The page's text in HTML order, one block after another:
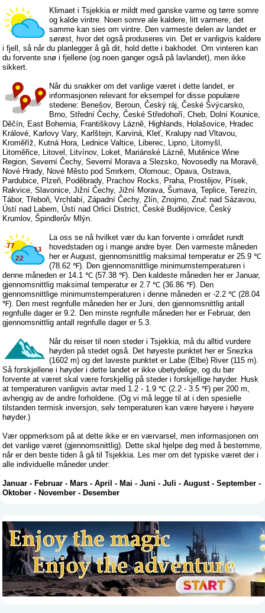
Klimaet i Tsjekkia er mildt med ganske varme og tørre somre
og kalde vintre. Noen somre ale kaldere, litt varmere, det
samme kan sies om vintre. Den varmeste delen av landet er
sørøst, hvor det også produseres vin. Det er vanligvis kaldere
i fjell, så når du planlegger å gå dit, hold dette i bakhodet. Om vinteren kan
du forvente snø i fjellene (og noen ganger også på lavlandet), men ikke
sikkert.
Når du snakker om det vanlige været i dette landet, er
informasjonen relevant for eksempel for disse populære
stedene: Benešov, Beroun, Český ráj, České Švýcarsko,
Brno, Střední Čechy, České Středohoří, Cheb, Dolní Kounice,
Děčín, East Bohemia, Františkovy Lázně, Highlands, Holašovice, Hradec
Králové, Karlovy Vary, Karlštejn, Karviná, Kleť, Kralupy nad Vltavou,
Kroměříž, Kutná Hora, Lednice Valtice, Liberec, Lipno, Litomyšl,
Litoměřice, Litovel, Litvínov, Loket, Mariánské Lázně, Mutěnice Wine
Region, Severní Čechy, Severní Morava a Slezsko, Novosedly na Moravě,
Nové Hrady, Nové Město pod Smrkem, Olomouc, Opava, Ostrava,
Pardubice, Plzeň, Poděbrady, Prachov Rocks, Praha, Prostějov, Písek,
Rakvice, Slavonice, Jižní Čechy, Jižní Morava, Šumava, Teplice, Terezín,
Tábor, Třeboň, Vrchlabí, Západní Čechy, Zlín, Znojmo, Zruč nad Sázavou,
Ústí nad Labem, Ústí nad Orlicí District, České Budějovice, Český
Krumlov, Špindlerův Mlýn.
La oss se nå hvilket vær du kan forvente i området rundt
hovedstaden og i mange andre byer. Den varmeste måneden
her er August, gjennomsnittlig maksimal temperatur er 25.9 ℃
(78.62 ℉). Den gjennomsnittlige minimumstemperaturen i
denne måneden er 14.1 ℃ (57.38 ℉). Den kaldeste måneden her er Januar,
gjennomsnittlig maksimal temperatur er 2.7 ℃ (36.86 ℉). Den
gjennomsnittlige minimumstemperaturen i denne måneden er -2.2 ℃ (28.04
℉). Den mest regnfulle måneden her er Juni, den gjennomsnittlig antall
regnfulle dager er 9.2. Den minste regnfulle måneden her er Februar, den
gjennomsnittlig antall regnfulle dager er 5.3.
Når du reiser til noen steder i Tsjekkia, må du alltid vurdere
høyden på stedet også. Det høyeste punktet her er Snezka
(1602 m) og det laveste punktet er Labe (Elbe) River (115 m).
Så forskjellene i høyder i dette landet er ikke ubetydelige, og du bør
forvente at været skal være forskjellig på steder i forskjellige høyder. Husk
at temperaturen vanligvis avtar med 1.2 - 1.9 ℃ (2.2 - 3.5 ℉) per 200 m,
avhengig av de andre forholdene. (Og vi må legge til at i den spesielle
tilstanden termisk inversjon, selv temperaturen kan være høyere i høyere
høyder.)
Vær oppmerksom på at dette ikke er en værvarsel, men informasjonen om
det vanlige været (gjennomsnittlig). Dette skal hjelpe deg med å bestemme,
når er den beste tiden å gå til Tsjekkia. Les mer om det typiske været der i
alle individuelle måneder under:
Januar -Februar -Mars -April -Mai -Juni -Juli -August-September -
Oktober -November -Desember